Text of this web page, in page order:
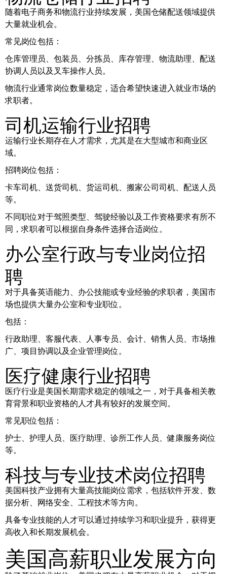
随着电子商务和物流行业持续发展，美国仓储配送领域提供
大量就业机会。
常见岗位包括：
仓库管理员、包装员、分拣员、库存管理、物流助理、配送
协调人员以及叉车操作人员。
物流行业通常岗位数量稳定，适合希望快速进入就业市场的
求职者。
司机运输行业招聘
运输行业长期存在人才需求，尤其是在大型城市和商业区
域。
招聘岗位包括：
卡车司机、送货司机、货运司机、搬家公司司机、配送人员
等。
不同职位对于驾照类型、驾驶经验以及工作资格要求有所不
同，求职者可以根据自身条件选择合适岗位。
办公室行政与专业岗位招
聘
对于具备英语能力、办公技能或专业经验的求职者，美国市
场也提供大量办公室和专业职位。
包括：
行政助理、客服代表、人事专员、会计、销售人员、市场推
广、项目协调以及企业管理岗位。
医疗健康行业招聘
医疗行业是美国长期需求稳定的领域之一，对于具备相关教
育背景和职业资格的人才具有较好的发展空间。
常见职位包括：
护士、护理人员、医疗助理、诊所工作人员、健康服务岗位
等。
科技与专业技术岗位招聘
美国科技产业拥有大量高技能岗位需求，包括软件开发、数
据分析、网络安全、工程技术等方向。
具备专业技能的人才可以通过持续学习和职业提升，获得更
高收入和长期发展机会。
美国高薪职业发展方向